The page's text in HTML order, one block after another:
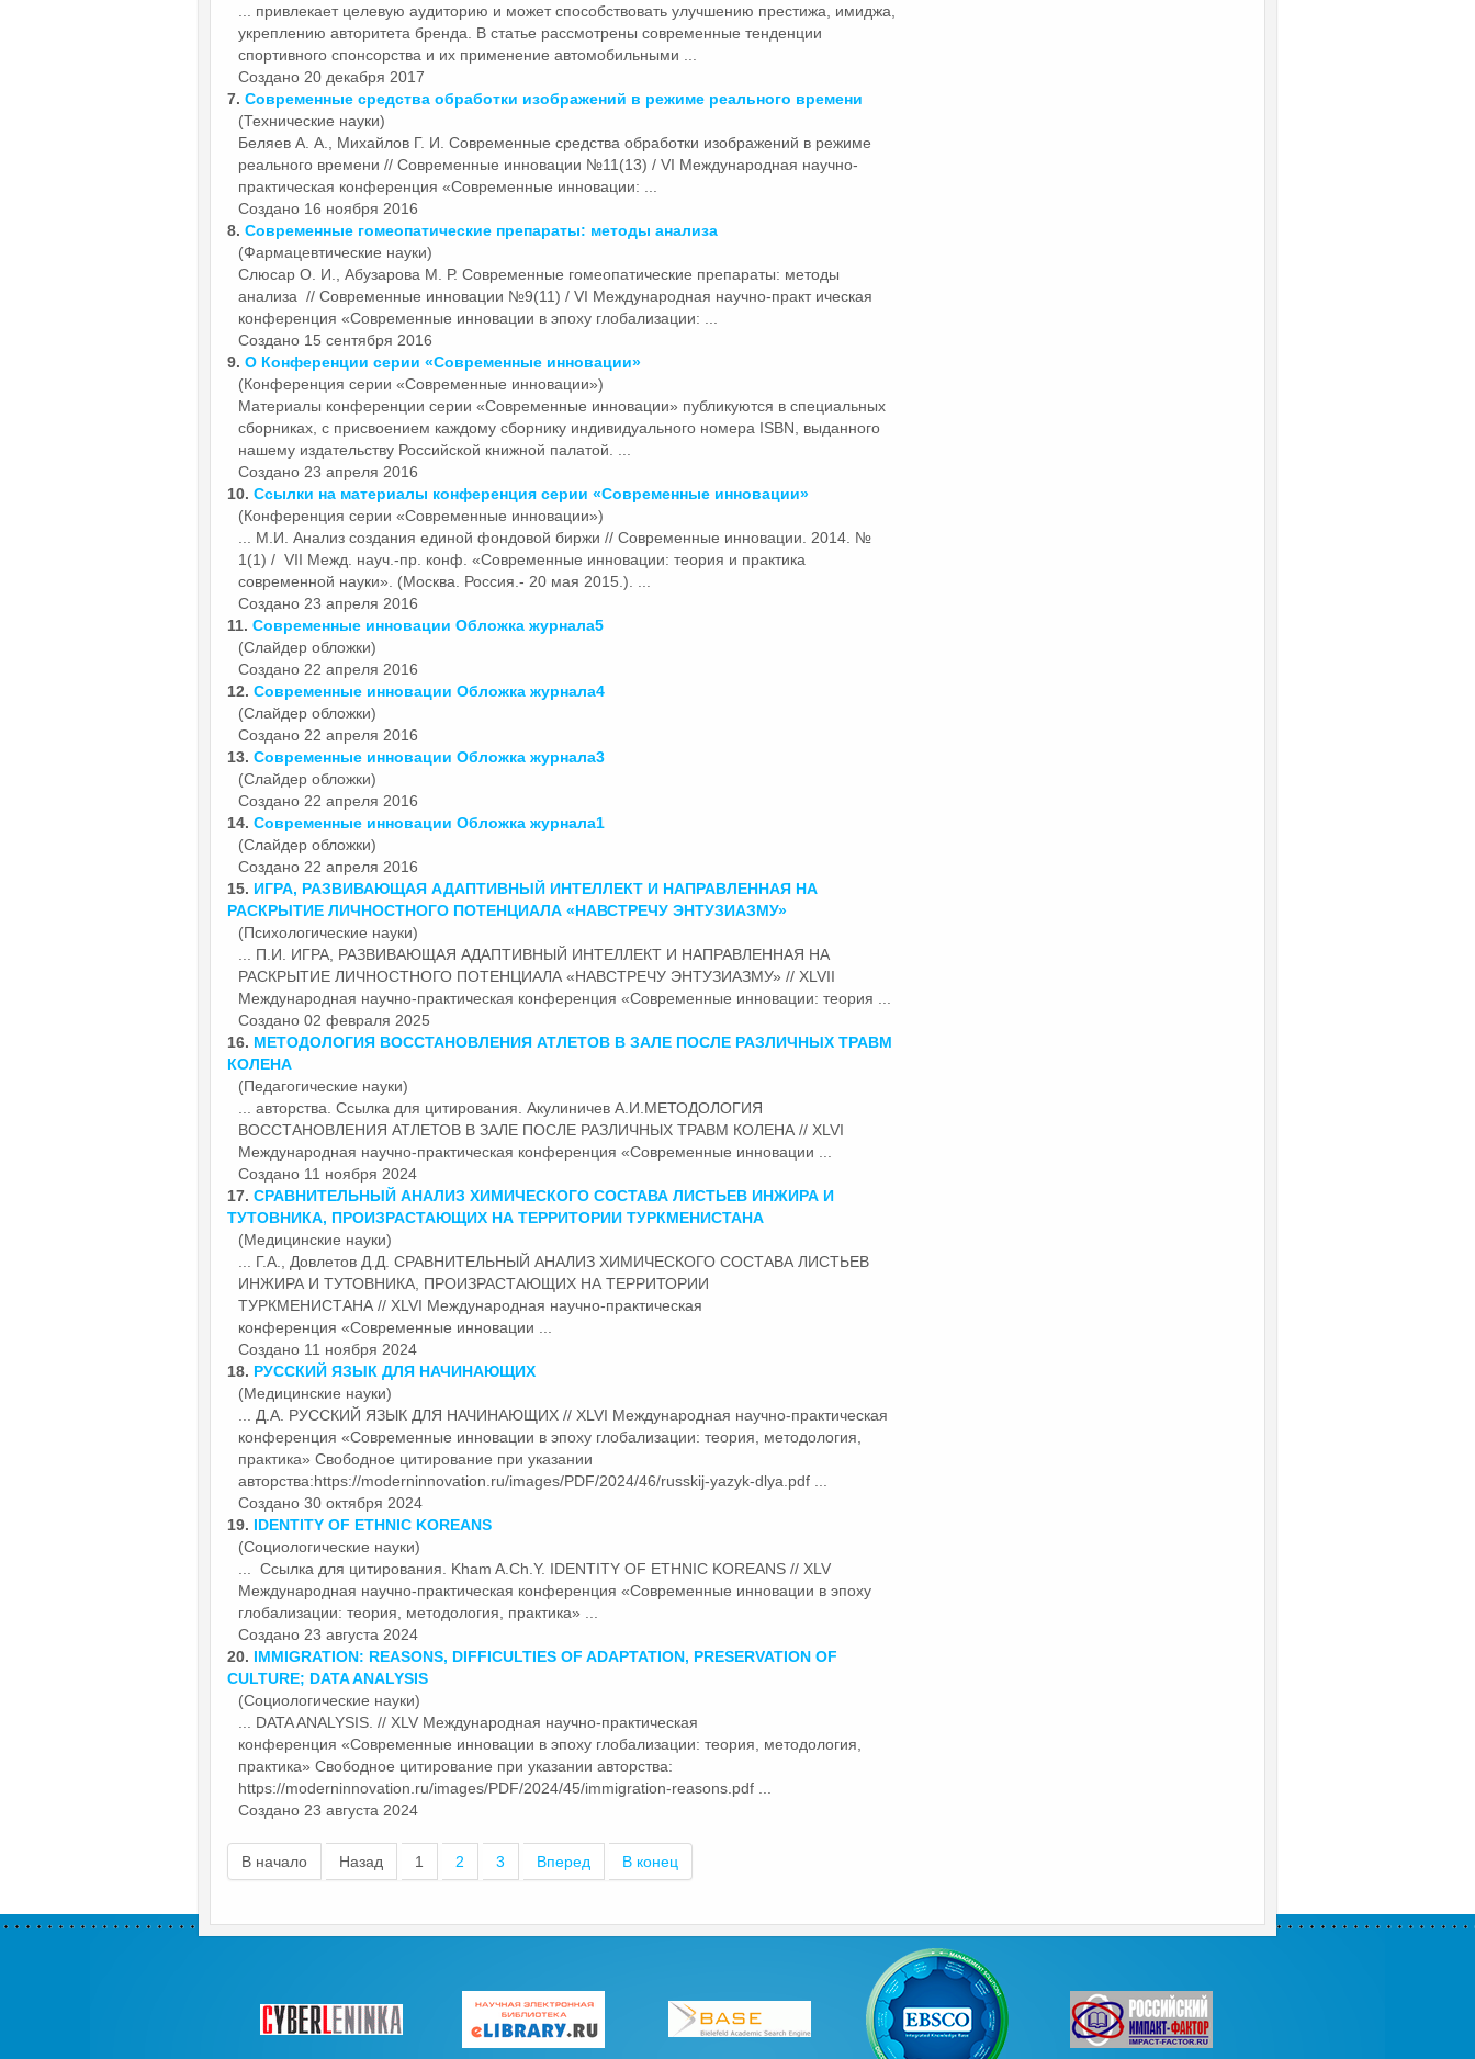
... привлекает целевую аудиторию и может способствовать улучшению престижа, имиджа,
укреплению авторитета бренда. В статье рассмотрены современные тенденции
спортивного спонсорства и их применение автомобильными ...
Создано 20 декабря 2017
7. Современные средства обработки изображений в режиме реального времени
(Технические науки)
Беляев А. А., Михайлов Г. И. Современные средства обработки изображений в режиме
реального времени // Современные инновации №11(13) / VI Международная научно-
практическая конференция «Современные инновации: ...
Создано 16 ноября 2016
8. Современные гомеопатические препараты: методы анализа
(Фармацевтические науки)
Слюсар О. И., Абузарова М. Р. Современные гомеопатические препараты: методы
анализа // Современные инновации №9(11) / VI Международная научно-практ ическая
конференция «Современные инновации в эпоху глобализации: ...
Создано 15 сентября 2016
9. О Конференции серии «Современные инновации»
(Конференция серии «Современные инновации»)
Материалы конференции серии «Современные инновации» публикуются в специальных
сборниках, с присвоением каждому сборнику индивидуального номера ISBN, выданного
нашему издательству Российской книжной палатой. ...
Создано 23 апреля 2016
10. Ссылки на материалы конференция серии «Современные инновации»
(Конференция серии «Современные инновации»)
... М.И. Анализ создания единой фондовой биржи // Современные инновации. 2014. №
1(1) / VII Межд. науч.-пр. конф. «Современные инновации: теория и практика
современной науки». (Москва. Россия.- 20 мая 2015.). ...
Создано 23 апреля 2016
11. Современные инновации Обложка журнала5
(Слайдер обложки)
Создано 22 апреля 2016
12. Современные инновации Обложка журнала4
(Слайдер обложки)
Создано 22 апреля 2016
13. Современные инновации Обложка журнала3
(Слайдер обложки)
Создано 22 апреля 2016
14. Современные инновации Обложка журнала1
(Слайдер обложки)
Создано 22 апреля 2016
15. ИГРА, РАЗВИВАЮЩАЯ АДАПТИВНЫЙ ИНТЕЛЛЕКТ И НАПРАВЛЕННАЯ НА
РАСКРЫТИЕ ЛИЧНОСТНОГО ПОТЕНЦИАЛА «НАВСТРЕЧУ ЭНТУЗИАЗМУ»
(Психологические науки)
... П.И. ИГРА, РАЗВИВАЮЩАЯ АДАПТИВНЫЙ ИНТЕЛЛЕКТ И НАПРАВЛЕННАЯ НА
РАСКРЫТИЕ ЛИЧНОСТНОГО ПОТЕНЦИАЛА «НАВСТРЕЧУ ЭНТУЗИАЗМУ» // XLVII
Международная научно-практическая конференция «Современные инновации: теория ...
Создано 02 февраля 2025
16. МЕТОДОЛОГИЯ ВОССТАНОВЛЕНИЯ АТЛЕТОВ В ЗАЛЕ ПОСЛЕ РАЗЛИЧНЫХ ТРАВМ
КОЛЕНА
(Педагогические науки)
... авторства. Ссылка для цитирования. Акулиничев А.И.МЕТОДОЛОГИЯ
ВОССТАНОВЛЕНИЯ АТЛЕТОВ В ЗАЛЕ ПОСЛЕ РАЗЛИЧНЫХ ТРАВМ КОЛЕНА // XLVI
Международная научно-практическая конференция «Современные инновации ...
Создано 11 ноября 2024
17. СРАВНИТЕЛЬНЫЙ АНАЛИЗ ХИМИЧЕСКОГО СОСТАВА ЛИСТЬЕВ ИНЖИРА И
ТУТОВНИКА, ПРОИЗРАСТАЮЩИХ НА ТЕРРИТОРИИ ТУРКМЕНИСТАНА
(Медицинские науки)
... Г.А., Довлетов Д.Д. СРАВНИТЕЛЬНЫЙ АНАЛИЗ ХИМИЧЕСКОГО СОСТАВА ЛИСТЬЕВ
ИНЖИРА И ТУТОВНИКА, ПРОИЗРАСТАЮЩИХ НА ТЕРРИТОРИИ
ТУРКМЕНИСТАНА // XLVI Международная научно-практическая
конференция «Современные инновации ...
Создано 11 ноября 2024
18. РУССКИЙ ЯЗЫК ДЛЯ НАЧИНАЮЩИХ
(Медицинские науки)
... Д.А. РУССКИЙ ЯЗЫК ДЛЯ НАЧИНАЮЩИХ // XLVI Международная научно-практическая
конференция «Современные инновации в эпоху глобализации: теория, методология,
практика» Свободное цитирование при указании
авторства:https://moderninnovation.ru/images/PDF/2024/46/russkij-yazyk-dlya.pdf ...
Создано 30 октября 2024
19. IDENTITY OF ETHNIC KOREANS
(Социологические науки)
... Ссылка для цитирования. Kham A.Ch.Y. IDENTITY OF ETHNIC KOREANS // XLV
Международная научно-практическая конференция «Современные инновации в эпоху
глобализации: теория, методология, практика» ...
Создано 23 августа 2024
20. IMMIGRATION: REASONS, DIFFICULTIES OF ADAPTATION, PRESERVATION OF
CULTURE; DATA ANALYSIS
(Социологические науки)
... DATA ANALYSIS. // XLV Международная научно-практическая
конференция «Современные инновации в эпоху глобализации: теория, методология,
практика» Свободное цитирование при указании авторства:
https://moderninnovation.ru/images/PDF/2024/45/immigration-reasons.pdf ...
Создано 23 августа 2024
В начало Назад 1 2 3 Вперед В конец